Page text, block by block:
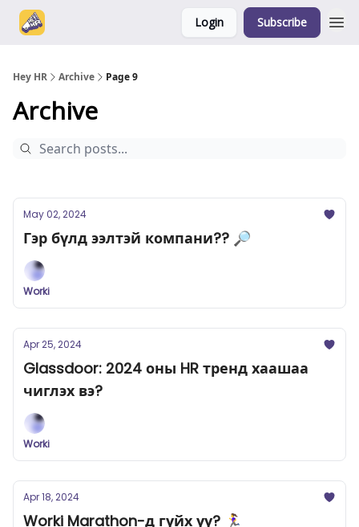
Login Subscribe
Hey HR Archive Page 9
Archive
May 02, 2024
Гэр бүлд ээлтэй компани?? 🔎
Worki
Apr 25, 2024
Glassdoor: 2024 оны HR тренд хаашаа
чиглэх вэ?
Worki
Apr 18, 2024
Worki Marathon-д гүйх үү? 🏃‍♀️